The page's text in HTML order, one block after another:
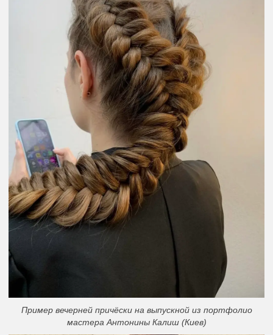
Пример вечерней причёски на выпускной из портфолио
мастера Антонины Калиш (Киев)